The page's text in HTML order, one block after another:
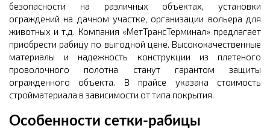
безопасности на различных объектах, установки
ограждений на дачном участке, организации вольера для
животных и т.д. Компания «МетТрансТерминал» предлагает
приобрести рабицу по выгодной цене. Высококачественные
материалы и надежность конструкции из плетеного
проволочного полотна станут гарантом защиты
огражденного объекта. В прайсе указана стоимость
стройматериала в зависимости от типа покрытия.
Особенности сетки-рабицы